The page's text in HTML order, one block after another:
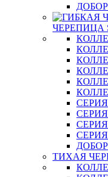
ЧЕРЕПИЦА
ТИХАЯ